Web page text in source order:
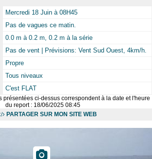
Mercredi 18 Juin à 08H45
Pas de vagues ce matin.
0.0 m à 0.2 m, 0.2 m à la série
Pas de vent | Prévisions: Vent Sud Ouest, 4km/h.
Propre
Tous niveaux
C'est FLAT
présentées ci-dessus correspondent à la date et l'heure
du report : 18/06/2025 08:45
PARTAGER SUR MON SITE WEB